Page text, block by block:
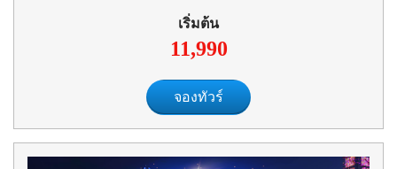
เริ่มต้น
11,990
จองทัวร์